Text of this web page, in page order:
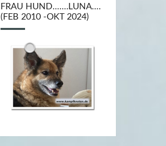
FRAU HUND…….LUNA….
(FEB 2010 -OKT 2024)